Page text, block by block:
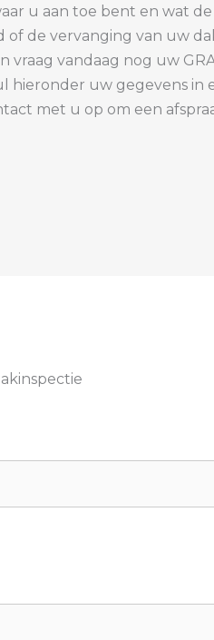
u aan toe bent en wat
de vervanging van uw
vraag vandaag nog uw
hieronder uw gegevens in
met u op om een